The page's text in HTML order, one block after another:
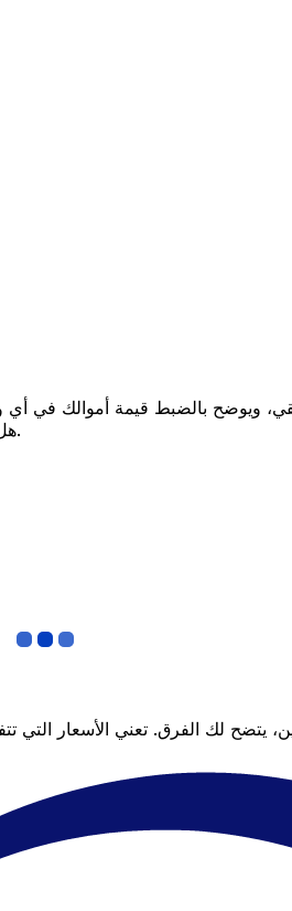
هل تريد أن تعرف متى يتحرك السعر لصالحك؟ اضبط تنبيه السعر وسنخبرك عندما يصل إلى هدفك.